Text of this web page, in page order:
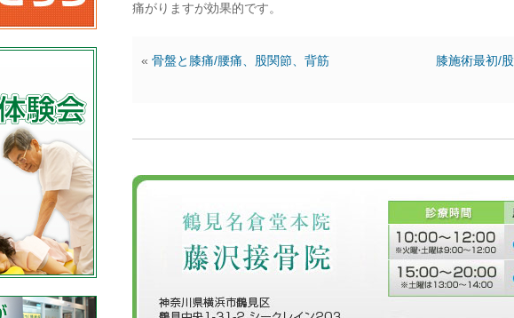
痛がりますが効果的です。
膝施術最初/
« 骨盤と膝痛/腰痛、股関節、背筋